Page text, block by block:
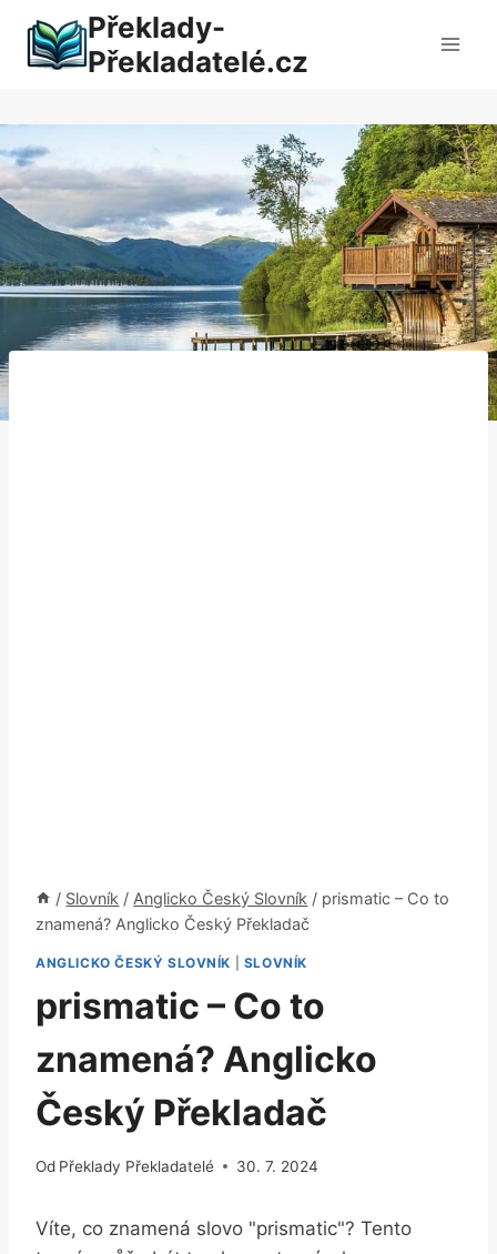
obsah
Překlady-
Překladatelé.cz
/ Slovník / Anglicko Český Slovník / prismatic – Co to
znamená? Anglicko Český Překladač
ANGLICKO ČESKÝ SLOVNÍK SLOVNÍK
prismatic – Co to
znamená? Anglicko
Český Překladač
Od Překlady Překladatelé 30. 7. 2024
Víte, co znamená slovo "prismatic"? Tento